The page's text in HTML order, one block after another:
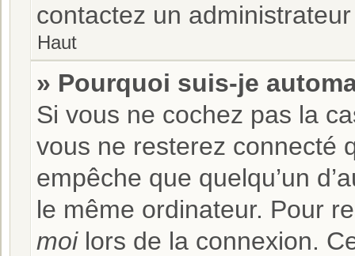
contactez un
Haut
» Pourquoi suis-je
Si vous ne cochez pas la
vous ne resterez connecté
empêche que quelqu’un
le même ordinateur. Pour
moilors de la connexion.